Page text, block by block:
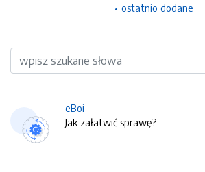
ostatnio dodane
Wyszukiwarka
eBoi
Jak załatwić sprawę?